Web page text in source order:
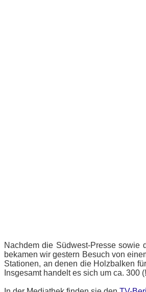
Nachdem die Südwest-Presse sowie
bekamen wir gestern Besuch von
Stationen, an denen die Holzbalken
Insgesamt handelt es sich um ca. 300